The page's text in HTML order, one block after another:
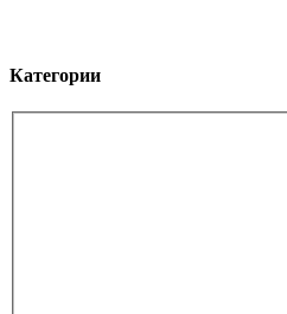
Категории